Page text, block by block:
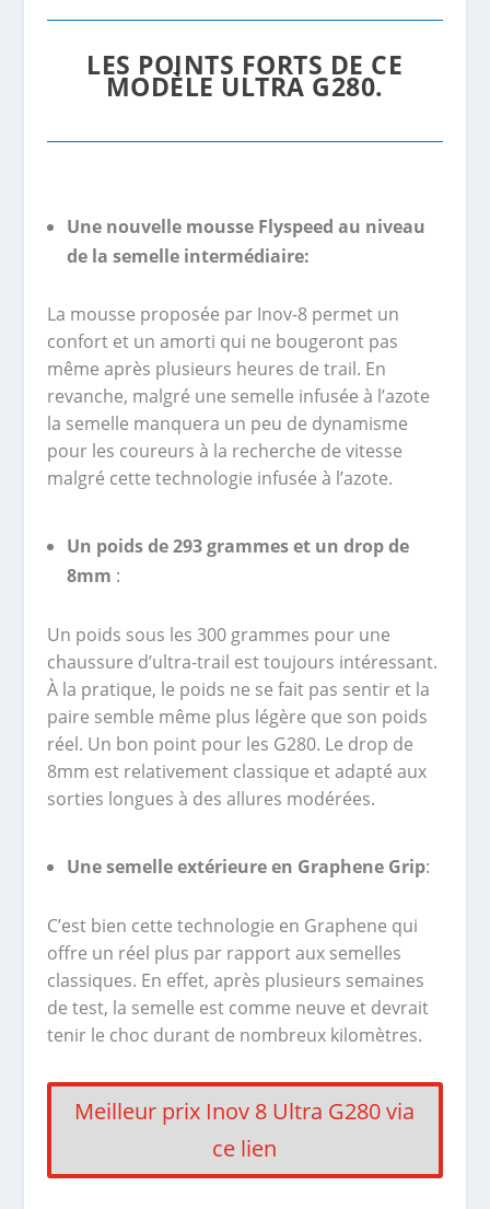
LES POINTS FORTS DE CE
MODÈLE ULTRA G280.
Une nouvelle mousse Flyspeed au niveau
de la semelle intermédiaire:
La mousse proposée par Inov-8 permet un
confort et un amorti qui ne bougeront pas
même après plusieurs heures de trail. En
revanche, malgré une semelle infusée à l’azote
la semelle manquera un peu de dynamisme
pour les coureurs à la recherche de vitesse
malgré cette technologie infusée à l’azote.
Un poids de 293 grammes et un drop de
8mm :
Un poids sous les 300 grammes pour une
chaussure d’ultra-trail est toujours intéressant.
À la pratique, le poids ne se fait pas sentir et la
paire semble même plus légère que son poids
réel. Un bon point pour les G280. Le drop de
8mm est relativement classique et adapté aux
sorties longues à des allures modérées.
Une semelle extérieure en Graphene Grip:
C’est bien cette technologie en Graphene qui
offre un réel plus par rapport aux semelles
classiques. En effet, après plusieurs semaines
de test, la semelle est comme neuve et devrait
tenir le choc durant de nombreux kilomètres.
Meilleur prix Inov 8 Ultra G280 via
ce lien